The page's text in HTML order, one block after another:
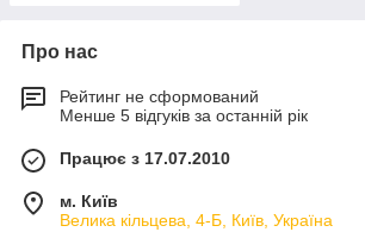
Про нас
Рейтинг не сформований
Менше 5 відгуків за останній рік
Працює з 17.07.2010
м. Київ
Велика кільцева, 4-Б, Київ, Україна